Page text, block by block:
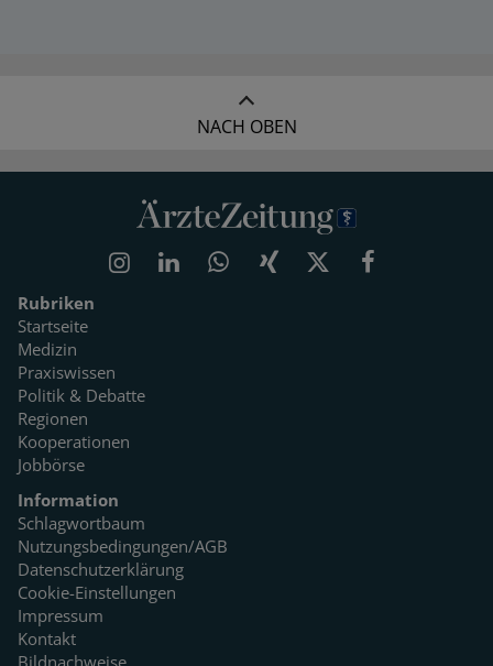
NACH OBEN
Rubriken
Startseite
Medizin
Praxiswissen
Politik & Debatte
Regionen
Kooperationen
Jobbörse
Information
Schlagwortbaum
Nutzungsbedingungen/AGB
Datenschutzerklärung
Cookie-Einstellungen
Impressum
Kontakt